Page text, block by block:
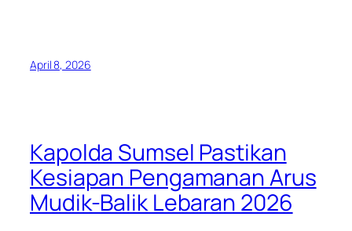
April 8, 2026
Kapolda Sumsel Pastikan
Kesiapan Pengamanan Arus
Mudik-Balik Lebaran 2026